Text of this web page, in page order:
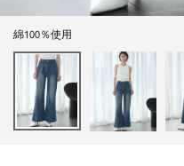
綿100％使用